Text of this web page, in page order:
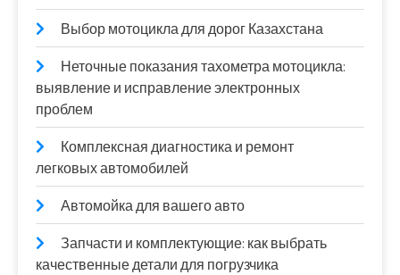
Выбор мотоцикла для дорог Казахстана
Неточные показания тахометра мотоцикла:
выявление и исправление электронных
проблем
Комплексная диагностика и ремонт
легковых автомобилей
Автомойка для вашего авто
Запчасти и комплектующие: как выбрать
качественные детали для погрузчика